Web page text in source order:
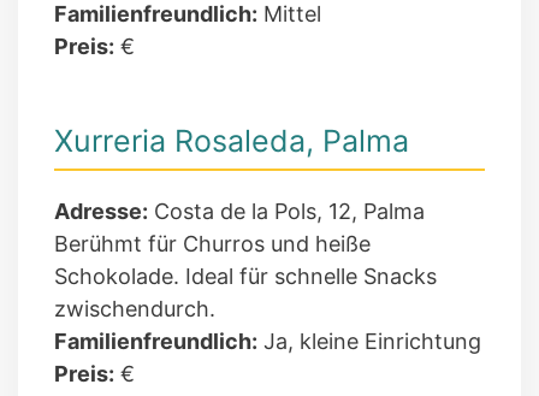
Familienfreundlich: Mittel
Preis: €
Xurreria Rosaleda, Palma
Adresse: Costa de la Pols, 12, Palma
Berühmt für Churros und heiße
Schokolade. Ideal für schnelle Snacks
zwischendurch.
Familienfreundlich: Ja, kleine Einrichtung
Preis: €